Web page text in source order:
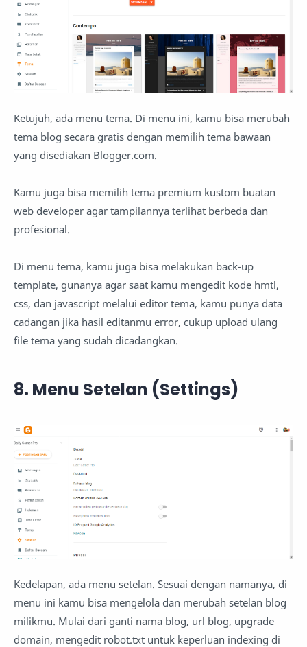
Ketujuh, ada menu tema. Di menu ini, kamu bisa merubah
tema blog secara gratis dengan memilih tema bawaan
yang disediakan Blogger.com.
Kamu juga bisa memilih tema premium kustom buatan
web developer agar tampilannya terlihat berbeda dan
profesional.
Di menu tema, kamu juga bisa melakukan back-up
template, gunanya agar saat kamu mengedit kode hmtl,
css, dan javascript melalui editor tema, kamu punya data
cadangan jika hasil editanmu error, cukup upload ulang
file tema yang sudah dicadangkan.
8. Menu Setelan (Settings)
Kedelapan, ada menu setelan. Sesuai dengan namanya, di
menu ini kamu bisa mengelola dan merubah setelan blog
milikmu. Mulai dari ganti nama blog, url blog, upgrade
domain, mengedit robot.txt untuk keperluan indexing di